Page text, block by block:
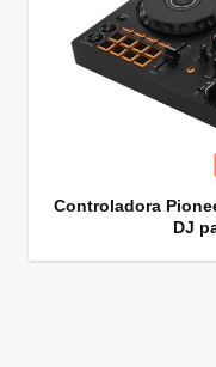
Controladora
DJ